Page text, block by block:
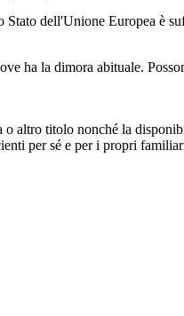
dell'Unione Europea è
ha la dimora abituale.
altro titolo nonché la
per sé e per i propri